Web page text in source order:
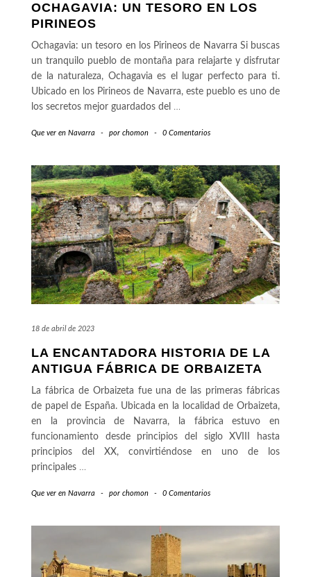
OCHAGAVIA: UN TESORO EN LOS
PIRINEOS
Ochagavia: un tesoro en los Pirineos de Navarra Si buscas
un tranquilo pueblo de montaña para relajarte y disfrutar
de la naturaleza, Ochagavia es el lugar perfecto para ti.
Ubicado en los Pirineos de Navarra, este pueblo es uno de
los secretos mejor guardados del …
Que ver en Navarra - por chomon - 0 Comentarios
18 de abril de 2023
LA ENCANTADORA HISTORIA DE LA
ANTIGUA FÁBRICA DE ORBAIZETA
La fábrica de Orbaizeta fue una de las primeras fábricas
de papel de España. Ubicada en la localidad de Orbaizeta,
en la provincia de Navarra, la fábrica estuvo en
funcionamiento desde principios del siglo XVIII hasta
principios del XX, convirtiéndose en uno de los
principales …
Que ver en Navarra - por chomon - 0 Comentarios